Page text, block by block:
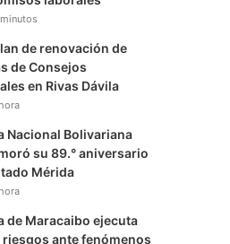
de renovación de
de Consejos
en Rivas Dávila
Nacional Bolivariana
su 89.° aniversario
Mérida
de Maracaibo ejecuta
riesgos ante fenómenos